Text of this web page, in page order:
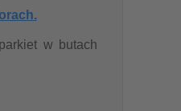
w butach